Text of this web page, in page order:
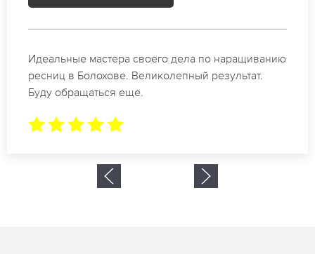
Спасибо огромное. Заказывала наращивание
ресниц в Болохове для мероприятия. За 2 часа
все было готово.